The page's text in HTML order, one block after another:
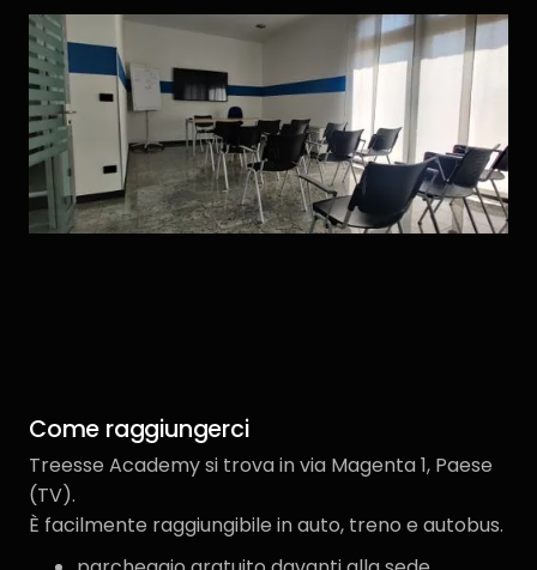
Come raggiungerci
Treesse Academy si trova in via Magenta 1, Paese
(TV).
È facilmente raggiungibile in auto, treno e autobus.